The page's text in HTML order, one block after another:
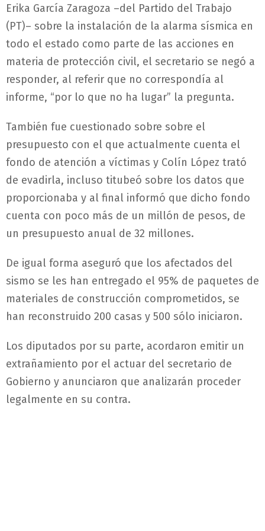
Erika García Zaragoza –del Partido del Trabajo
(PT)– sobre la instalación de la alarma sísmica en
todo el estado como parte de las acciones en
materia de protección civil, el secretario se negó a
responder, al referir que no correspondía al
informe, “por lo que no ha lugar” la pregunta.
También fue cuestionado sobre sobre el
presupuesto con el que actualmente cuenta el
fondo de atención a víctimas y Colín López trató
de evadirla, incluso titubeó sobre los datos que
proporcionaba y al final informó que dicho fondo
cuenta con poco más de un millón de pesos, de
un presupuesto anual de 32 millones.
De igual forma aseguró que los afectados del
sismo se les han entregado el 95% de paquetes de
materiales de construcción comprometidos, se
han reconstruido 200 casas y 500 sólo iniciaron.
Los diputados por su parte, acordaron emitir un
extrañamiento por el actuar del secretario de
Gobierno y anunciaron que analizarán proceder
legalmente en su contra.